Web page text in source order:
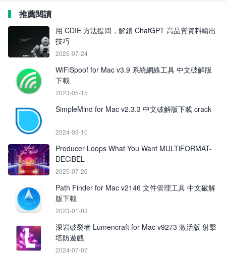
推薦閱讀
用 CDIE 方法提問，解鎖 ChatGPT 高品質資料輸出
技巧
2025-07-24
WiFiSpoof for Mac v3.9 系統網絡工具 中文破解版
下載
2023-05-15
SimpleMind for Mac v2.3.3 中文破解版下載 crack
2024-03-10
Producer Loops What You Want MULTiFORMAT-
DECiBEL
2025-07-26
Path Finder for Mac v2146 文件管理工具 中文破解
版下載
2023-01-03
深岩破裂者 Lumencraft for Mac v9273 激活版 射擊
塔防遊戲
2024-07-07